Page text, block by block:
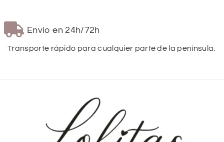
Envío en 24h/72h
Transporte rápido para cualquier parte de la península.